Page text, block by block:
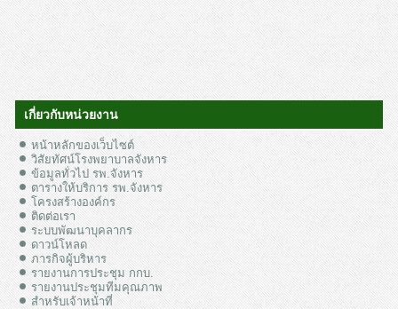
เกี่ยวกับหน่วยงาน
หน้าหลักของเว็บไซต์
วิสัยทัศน์โรงพยาบาลจังหาร
ข้อมูลทั่วไป รพ.จังหาร
ตารางให้บริการ รพ.จังหาร
โครงสร้างองค์กร
ติดต่อเรา
ระบบพัฒนาบุคลากร
ดาวน์โหลด
ภารกิจผู้บริหาร
รายงานการประชุม กกบ.
รายงานประชุมทีมคุณภาพ
สำหรับเจ้าหน้าที่